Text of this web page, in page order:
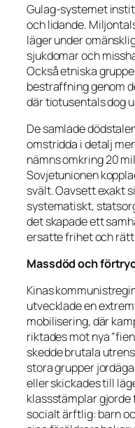
Gulag-systemet
och lidande.
läger under
sjukdomar och
Också etniska
bestraffning genom
där tiotusentals dog
De samlade
omstridda i detalj
nämns omkring 20
Sovjetunionen
svält. Oavsett exakt
systematiskt,
det skapade ett
ersatte frihet och
Massdöd och
Kinas
utvecklade en
mobilisering, där
riktades mot nya
skedde brutala
stora grupper
eller skickades till
klassstämplar
socialt ärftlig: barn